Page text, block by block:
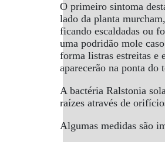
O primeiro sintoma
lado da planta
ficando escaldadas ou
uma podridão mole
forma listras estreitas e
aparecerão na ponta do
A bactéria Ralstonia
raízes através de
Algumas medidas são